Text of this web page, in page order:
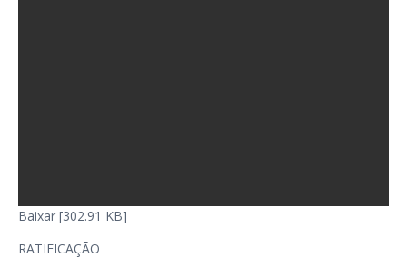
Baixar [302.91 KB]
RATIFICAÇÃO